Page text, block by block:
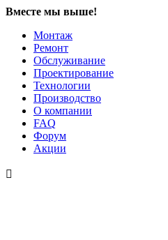
Вместе мы выше!
Монтаж
Ремонт
Обслуживание
Проектирование
Технологии
Производство
О компании
FAQ
Форум
Акции
